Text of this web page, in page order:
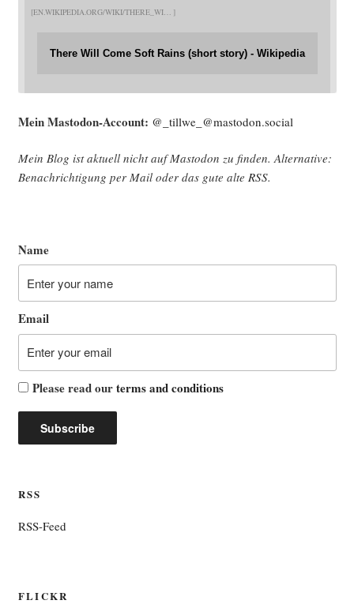
EN.WIKIPEDIA.ORG/WIKI/THERE_WI
There Will Come Soft Rains (short story) - Wikipedia
Mein Mast­o­don-Account: @_tillwe_@mastodon.social
Mein Blog ist aktu­ell nicht auf Mast­o­don zu fin­den. Alter­na­ti­ve:
Benach­rich­ti­gung per Mail oder das gute alte RSS.
Name
Email
Please read ourterms and conditions
RSS
RSS-Feed
FLICKR